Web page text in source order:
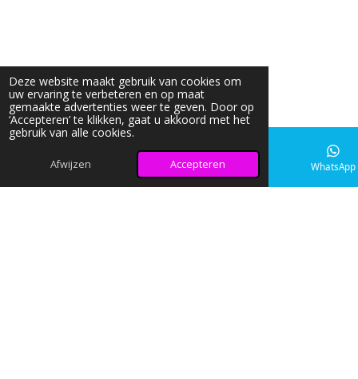
Deze website maakt gebruik van cookies om
uw ervaring te verbeteren en op maat
gemaakte advertenties weer te geven. Door op
‘Accepteren’ te klikken, gaat u akkoord met het
gebruik van alle cookies.
Afwijzen Accepteren
E-mailadres Instagram WhatsApp